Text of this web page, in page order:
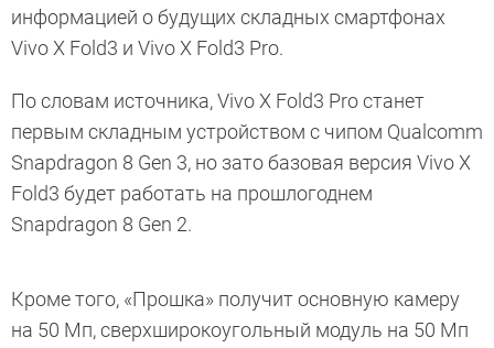
информацией о будущих складных смартфонах
Vivo X Fold3 и Vivo X Fold3 Pro.
По словам источника, Vivo X Fold3 Pro станет
первым складным устройством с чипом Qualcomm
Snapdragon 8 Gen 3, но зато базовая версия Vivo X
Fold3 будет работать на прошлогоднем
Snapdragon 8 Gen 2.
Кроме того, «Прошка» получит основную камеру
на 50 Мп, сверхширокоугольный модуль на 50 Мп